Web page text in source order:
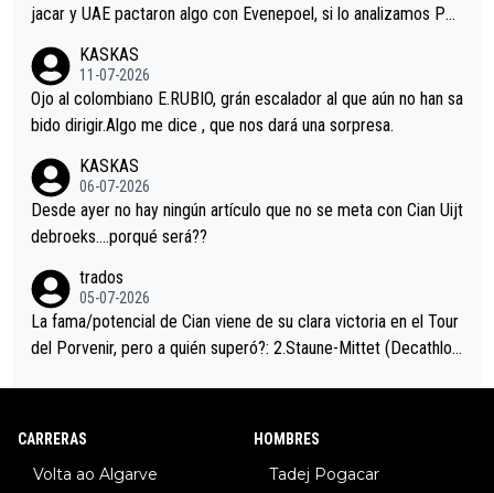
jacar y UAE pactaron algo con Evenepoel, si lo analizamos Poj
i sin pedalear, luego está el saludo con Evenepoel dándose la
mano de una manera muy fraternal, más allá de los típicos toqu
es en el hombro con que saludaba a Vingegard. Ahí hubo una in
eta, a ver si por querer poner a Del Toro con calzador en posi
ción de podio UAE y Pojacar se van complicar el tour.
KASKAS
11-07-2026
Ojo al colombiano E.RUBIO, grán escalador al que aún no han sa
bido dirigir.Algo me dice , que nos dará una sorpresa.
KASKAS
06-07-2026
Desde ayer no hay ningún artículo que no se meta con Cian Uijt
debroeks….porqué será??
trados
05-07-2026
La fama/potencial de Cian viene de su clara victoria en el Tour
del Porvenir, pero a quién superó?: 2.Staune-Mittet (Decathlon,
CARRERAS
Volta ao Algarve
HOMBRES
Tadej Pogacar